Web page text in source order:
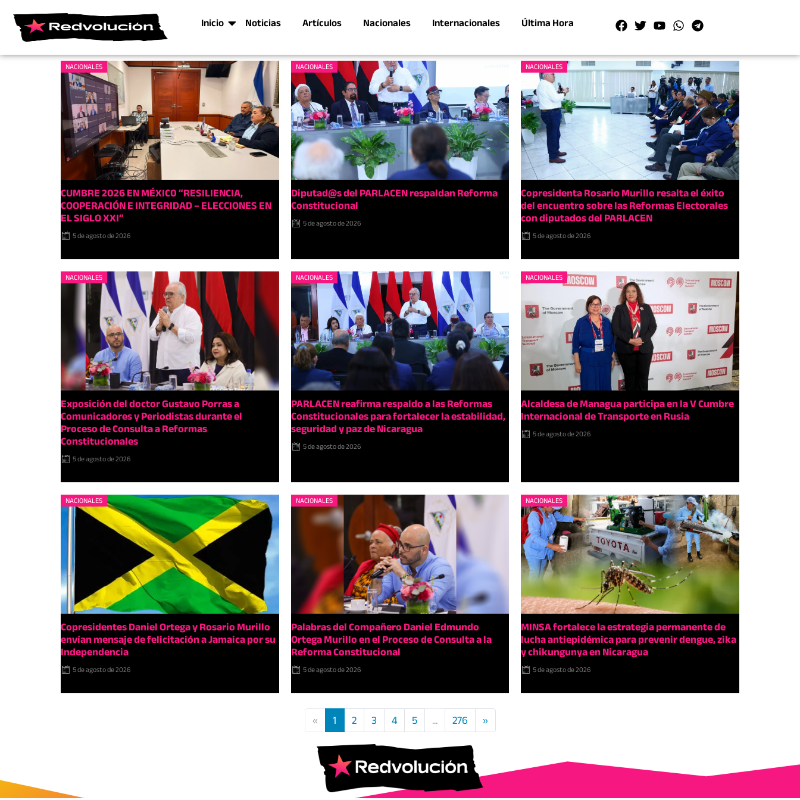
Inicio Noticias Artículos Nacionales Internacionales Última Hora
NACIONALES
CUMBRE 2026 EN MÉXIC0 “RESILIENCIA,
COOPERACIÓN E INTEGRIDAD – ELECCIONES EN
EL SIGLO XXI”
5 de agosto de 2026
NACIONALES
Diputad@s del PARLACEN respaldan Reforma
Constitucional
5 de agosto de 2026
NACIONALES
Copresidenta Rosario Murillo resalta el éxito
del encuentro sobre las Reformas Electorales
con diputados del PARLACEN
5 de agosto de 2026
NACIONALES
Exposición del doctor Gustavo Porras a
Comunicadores y Periodistas durante el
Proceso de Consulta a Reformas
Constitucionales
5 de agosto de 2026
NACIONALES
PARLACEN reafirma respaldo a las Reformas
Constitucionales para fortalecer la estabilidad,
seguridad y paz de Nicaragua
5 de agosto de 2026
NACIONALES
Alcaldesa de Managua participa en la V Cumbre
Internacional de Transporte en Rusia
5 de agosto de 2026
NACIONALES
Copresidentes Daniel Ortega y Rosario Murillo
envían mensaje de felicitación a Jamaica por su
Independencia
5 de agosto de 2026
NACIONALES
Palabras del Compañero Daniel Edmundo
Ortega Murillo en el Proceso de Consulta a la
Reforma Constitucional
5 de agosto de 2026
NACIONALES
MINSA fortalece la estrategia permanente de
lucha antiepidémica para prevenir dengue, zika
y chikungunya en Nicaragua
5 de agosto de 2026
« 1 2 3 4 5 ... 276 »